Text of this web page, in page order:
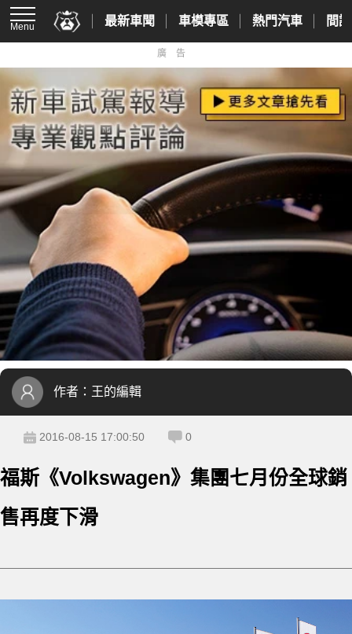
Menu 最新車聞 車模專區 熱門汽車 間
廣告
作者： 王的編輯
2016-08-15 17:00:50 0
福斯《Volkswagen》集團七月份全球銷
售再度下滑